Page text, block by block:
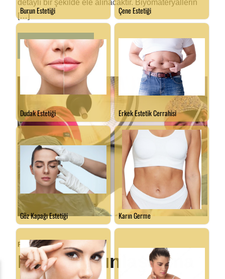
detaylı bir şekilde ele alınacaktır. Biyomateryallerin
[…]
READ MORE
Penis Kalınlaştırma
Penis Kalınlaştırma